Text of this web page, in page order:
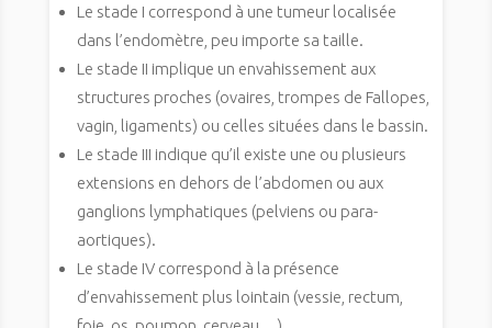
Le stade I correspond à une tumeur localisée
dans l’endomètre, peu importe sa taille.
Le stade II implique un envahissement aux
structures proches (ovaires, trompes de Fallopes,
vagin, ligaments) ou celles situées dans le bassin.
Le stade III indique qu’il existe une ou plusieurs
extensions en dehors de l’abdomen ou aux
ganglions lymphatiques (pelviens ou para-
aortiques).
Le stade IV correspond à la présence
d’envahissement plus lointain (vessie, rectum,